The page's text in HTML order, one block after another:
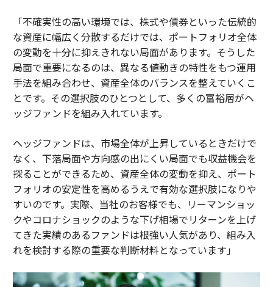
「不確実性の高い環境では、株式や債券といった伝統的
な資産に幅広く分散するだけでは、ポートフォリオ全体
の変動を十分に抑えきれない局面があります。そうした
局面で重要になるのは、異なる値動きの特性をもつ運用
手法を組み合わせ、資産全体のバランスを整えていくこ
とです。その選択肢のひとつとして、多くの富裕層がヘ
ッジファンドを組み入れています。
ヘッジファンドは、市場全体が上昇しているときだけで
なく、下落局面や方向感の出にくい局面でも収益機会を
探ることができるため、資産全体の変動を抑え、ポート
フォリオの安定性を高めるうえで有効な選択肢になりや
すいのです。実際、当社のお客様でも、リーマンショッ
クやコロナショックのような下げ相場でリターンを上げ
てきた実績のあるファンドは根強い人気があり、組み入
れを検討する際の重要な判断材料となっています」